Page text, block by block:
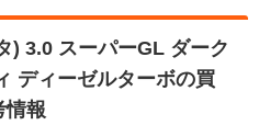
) 3.0 スーパーGL ダーク
ディーゼルターボの買
情報